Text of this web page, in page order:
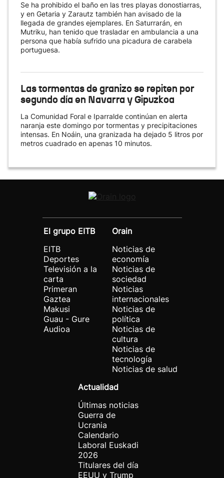
Se ha prohibido el baño en las tres playas donostiarras,
y en Getaria y Zarautz también han avisado de la
llegada de grandes ejemplares. En Saturrarán, en
Mutriku, han tenido que trasladar en ambulancia a una
persona que había sufrido una picadura de carabela
portuguesa.
Las tormentas de granizo se repiten por
segundo día en Navarra y Gipuzkoa
La Comunidad Foral e Iparralde continúan en alerta
naranja este domingo por tormentas y precipitaciones
intensas. En Noáin, una granizada ha dejado 5 litros por
metros cuadrado en apenas 10 minutos.
El grupo EITB
EITB
Deportes
Televisión a la
carta
Primeran
Gaztea
Makusi
Guau - Gure
Audioa
Orain
Noticias de
economía
Noticias de
sociedad
Noticias
internacionales
Noticias de
política
Noticias de
cultura
Noticias de
tecnología
Noticias de salud
Actualidad
Últimas noticias
Guerra de
Ucrania
Calendario
Laboral Euskadi
2026
Titulares del día
EEUU y Trump